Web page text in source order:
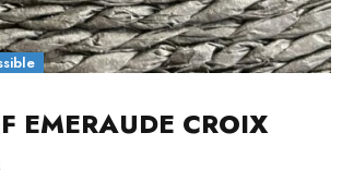
EMERAUDE CROIX